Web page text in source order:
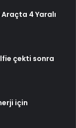
4 Yaralı
çekti sonra
için